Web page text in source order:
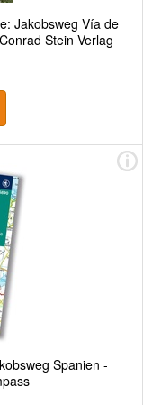
Jakobsweg Vía de
Stein Verlag
Spanien -